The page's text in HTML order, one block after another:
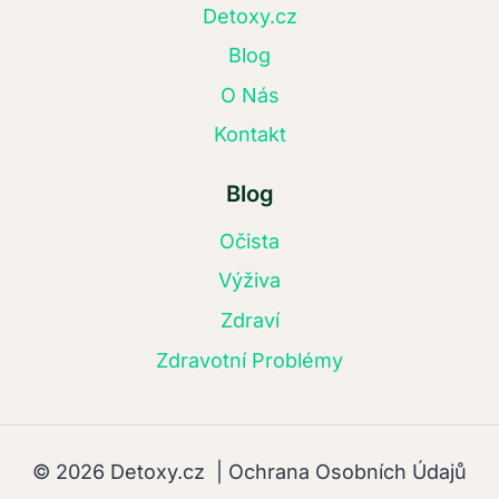
Detoxy.cz
Blog
O Nás
Kontakt
Blog
Očista
Výživa
Zdraví
Zdravotní Problémy
© 2026 Detoxy.cz | Ochrana Osobních Údajů